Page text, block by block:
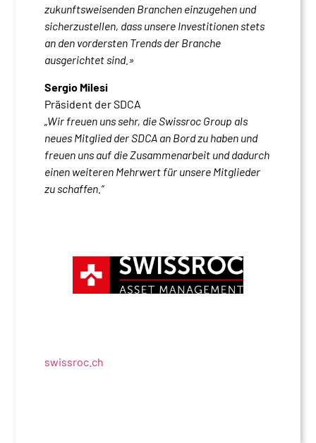
zukunftsweisenden Branchen einzugehen und
sicherzustellen, dass unsere Investitionen stets
an den vordersten Trends der Branche
ausgerichtet sind.»
Sergio Milesi
Präsident der SDCA
„Wir freuen uns sehr, die Swissroc Group als
neues Mitglied der SDCA an Bord zu haben und
freuen uns auf die Zusammenarbeit und dadurch
einen weiteren Mehrwert für unsere Mitglieder
zu schaffen. “
swissroc.ch